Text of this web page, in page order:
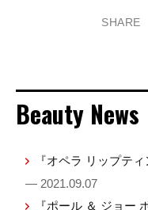
SHARE
Beauty News
『オペラ リップテ
— 2021.09.07
『ポール ＆ ジョー